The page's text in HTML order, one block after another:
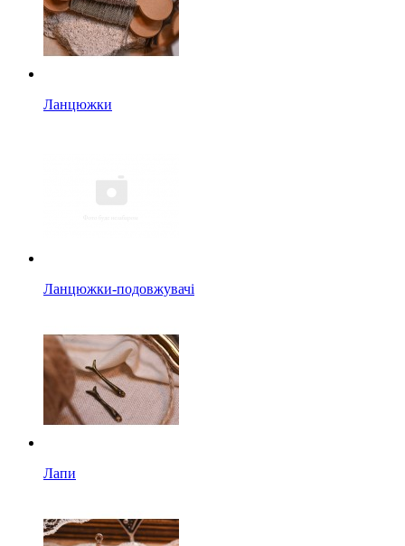
Ланцюжки
Ланцюжки-подовжувачі
Лапи